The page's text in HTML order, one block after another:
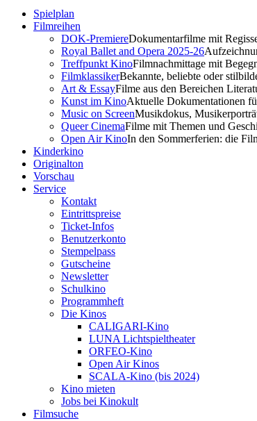
Spielplan
Filmreihen
DOK-PremiereDokumentarfilme mit
Royal Ballet and Opera 2025-26
Treffpunkt KinoFilmnachmittage mit
FilmklassikerBekannte, beliebte oder
Art & EssayFilme aus den Bereichen
Kunst im KinoAktuelle Dokumentationen
Music on ScreenMusikdokus,
Queer CinemaFilme mit Themen und
Open Air KinoIn den Sommerferien: die
Kinderkino
Originalton
Vorschau
Service
Kontakt
Eintrittspreise
Ticket-Infos
Benutzerkonto
Stempelpass
Gutscheine
Newsletter
Schulkino
Programmheft
Die Kinos
CALIGARI-Kino
LUNA Lichtspieltheater
ORFEO-Kino
Open Air Kinos
SCALA-Kino (bis 2024)
Kino mieten
Jobs bei Kinokult
Filmsuche